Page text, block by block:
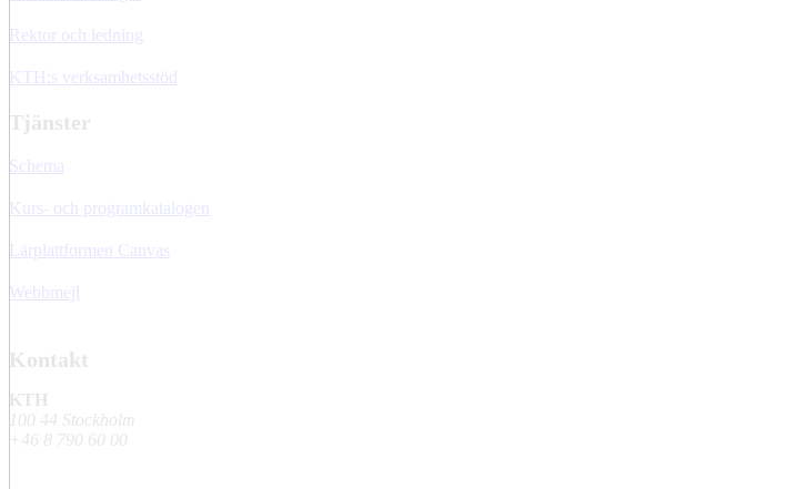
Rektor och ledning
KTH:s verksamhetsstöd
Tjänster
Schema
Kurs- och programkatalogen
Lärplattformen Canvas
Webbmejl
Kontakt
KTH
100 44 Stockholm
+46 8 790 60 00